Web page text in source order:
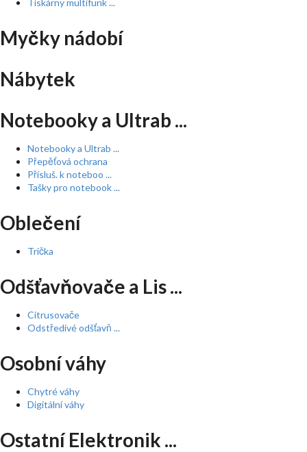
Tiskárny multifunk ...
Myčky nádobí
Nábytek
Notebooky a Ultrab ...
Notebooky a Ultrab ...
Přepěťová ochrana
Přísluš. k noteboo ...
Tašky pro notebook ...
Oblečení
Trička
Odšťavňovače a Lis ...
Citrusovače
Odstředivé odšťavň ...
Osobní váhy
Chytré váhy
Digitální váhy
Ostatní Elektronik ...